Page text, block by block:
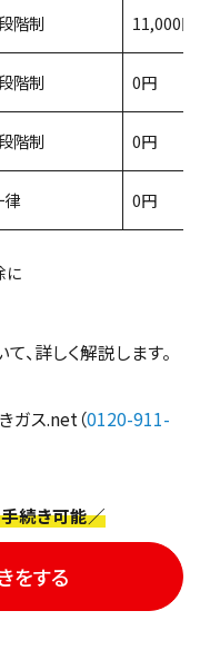
階制 11,000円
階制 0円
階制 0円
律 0円
に
、詳しく解説します。
ガス.net（0120-911-
手続き可能／
をする